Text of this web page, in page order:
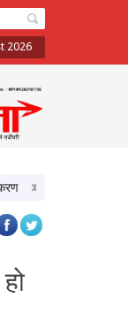
2026
एमपी टूरिज्म बोर्ड और